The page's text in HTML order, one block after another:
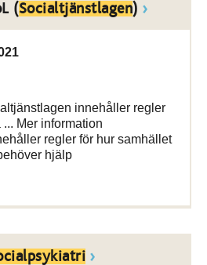
(Socialtjänstlagen)
innehåller regler
Mer information
regler för hur samhället
hjälp